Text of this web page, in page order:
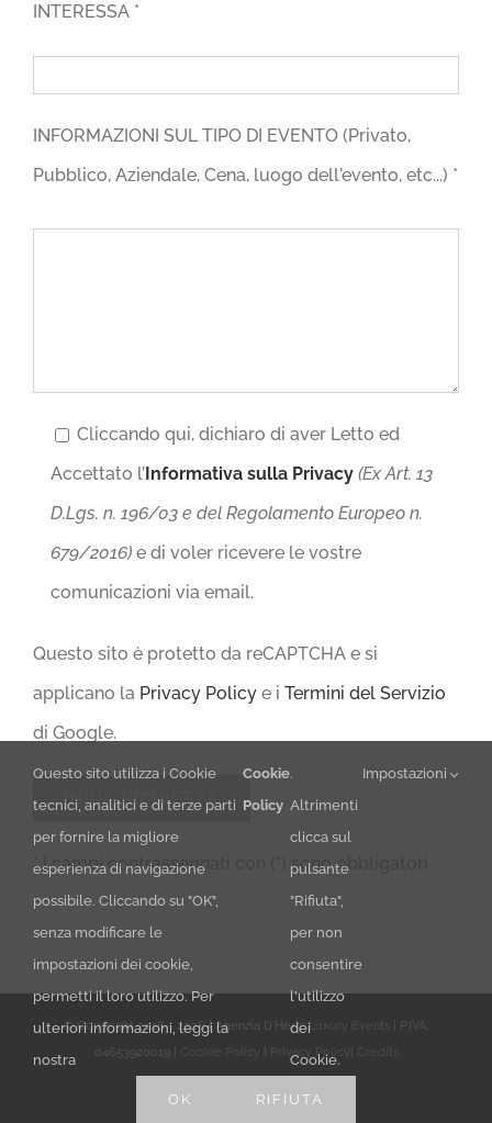
INTERESSA *
INFORMAZIONI SUL TIPO DI EVENTO (Privato,
Pubblico, Aziendale, Cena, luogo dell'evento, etc...) *
Cliccando qui, dichiaro di aver Letto ed
Accettato l’Informativa sulla Privacy (Ex Art. 13
D.Lgs. n. 196/03 e del Regolamento Europeo n.
679/2016) e di voler ricevere le vostre
comunicazioni via email.
Questo sito è protetto da reCAPTCHA e si
applicano la Privacy Policy e i Termini del Servizio
di Google.
* I campi contrassegnati con (*) sono obbligatori
© Copyright 2018 - 2026 | Agenzia D'HerinLuxury Events
| P.IVA:
04653920019 |
Cookie Policy Privacy Policy Credits
FacebookLinkedIn
YouTubeInstagram
Questo sito utilizza i Cookie
tecnici, analitici e di terze parti
per fornire la migliore
esperienza di navigazione
possibile. Cliccando su "OK",
senza modificare le
impostazioni dei cookie,
permetti il loro utilizzo. Per
ulteriori informazioni, leggi la
nostra
Cookie
Policy
.
Altrimenti
clicca sul
pulsante
"Rifiuta",
per non
consentire
l'utilizzo
dei
Cookie.
Impostazioni
OK RIFIUTA